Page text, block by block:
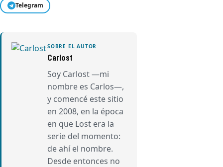
Telegram
SOBRE EL AUTOR
Carlost
Soy Carlost —mi
nombre es Carlos—,
y comencé este sitio
en 2008, en la época
en que Lost era la
serie del momento:
de ahí el nombre.
Desde entonces no